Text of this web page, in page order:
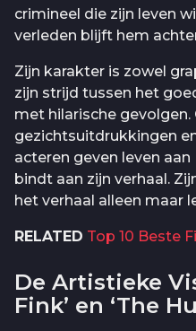
crimineel die zijn leven
verleden blijft hem
Zijn karakter is zowel
zijn strijd tussen het
met hilarische gevolgen.
gezichtsuitdrukkingen
acteren geven leven aan
bindt aan zijn verhaal.
het verhaal alleen maar
RELATED Top 10 Beste
De Artistieke
Fink’ en ‘The